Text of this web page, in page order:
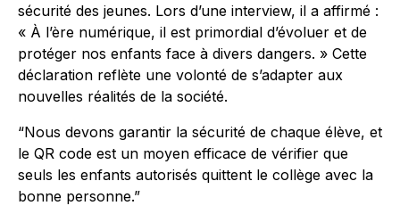
sécurité des jeunes. Lors d’une interview, il a affirmé :
« À l’ère numérique, il est primordial d’évoluer et de
protéger nos enfants face à divers dangers. » Cette
déclaration reflète une volonté de s’adapter aux
nouvelles réalités de la société.
“Nous devons garantir la sécurité de chaque élève, et
le QR code est un moyen efficace de vérifier que
seuls les enfants autorisés quittent le collège avec la
bonne personne.”